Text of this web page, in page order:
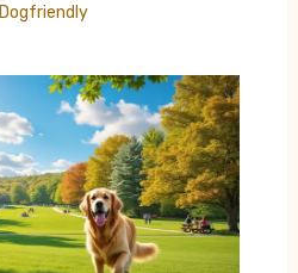
Dogfriendly